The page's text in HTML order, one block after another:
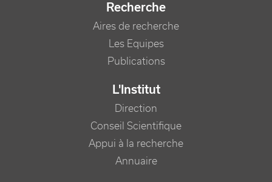
Recherche
Aires de recherche
Les Equipes
Publications
L'Institut
Direction
Conseil Scientifique
Appui à la recherche
Annuaire